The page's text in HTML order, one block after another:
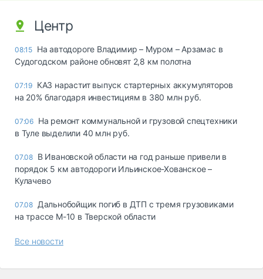
Центр
08:15 На автодороге Владимир – Муром – Арзамас в
Судогодском районе обновят 2,8 км полотна
07:19 КАЗ нарастит выпуск стартерных аккумуляторов
на 20% благодаря инвестициям в 380 млн руб.
07:06 На ремонт коммунальной и грузовой спецтехники
в Туле выделили 40 млн руб.
07.08 В Ивановской области на год раньше привели в
порядок 5 км автодороги Ильинское-Хованское –
Кулачево
07.08 Дальнобойщик погиб в ДТП с тремя грузовиками
на трассе М-10 в Тверской области
Все новости